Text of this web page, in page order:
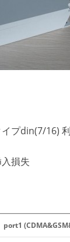
プdin(7/16)
損失
port1